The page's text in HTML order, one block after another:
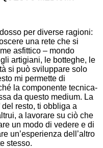
per diverse ragioni:
una rete che si
asfittico – mondo
artigiani, le botteghe, le
si può sviluppare solo
mi permette di
la componente tecnica-
da questo medium. La
del resto, ti obbliga a
a lavorare su ciò che
un modo di vedere e di
un’esperienza dell’altro
stesso.